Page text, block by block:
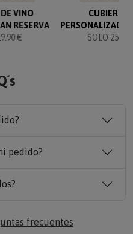
VINO
RESERVA
€
SOLO 25.90
pedido?
frecuentes